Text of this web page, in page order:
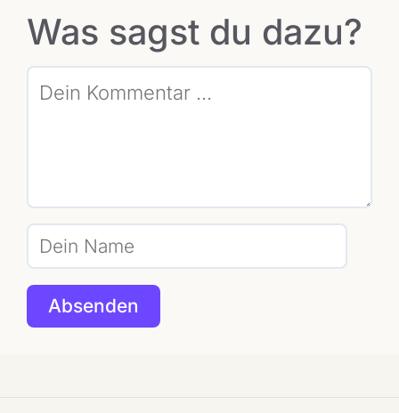
Was sagst du dazu?